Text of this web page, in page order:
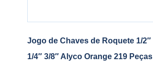
Jogo de Chaves de Roquete 1/2″
1/4″ 3/8″ Alyco Orange 219 Peças